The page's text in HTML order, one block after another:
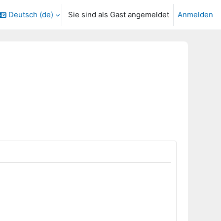
umschalten
Deutsch ‎(de)‎ Sie sind als Gast angemeldet Anmelden